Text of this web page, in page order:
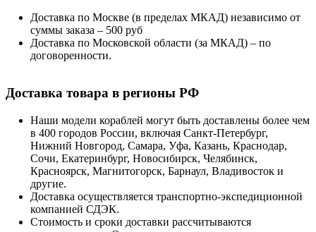
Доставка по Москве (в пределах МКАД) независимо от
суммы заказа – 500 руб
Доставка по Московской области (за МКАД) – по
договоренности.
Доставка товара в регионы РФ
Наши модели кораблей могут быть доставлены более чем
в 400 городов России, включая Санкт-Петербург,
Нижний Новгород, Самара, Уфа, Казань, Краснодар,
Сочи, Екатеринбург, Новосибирск, Челябинск,
Красноярск, Магнитогорск, Барнаул, Владивосток и
другие.
Доставка осуществляется транспортно-экспедиционной
компанией СДЭК.
Стоимость и сроки доставки рассчитываются